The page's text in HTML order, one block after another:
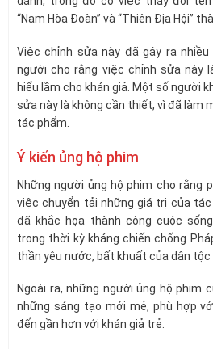
“Nam Hòa Đoàn” và “Thiên Địa Hội”
Việc chỉnh sửa này đã gây ra
người cho rằng việc chỉnh sửa này
hiểu lầm cho khán giả. Một số người
sửa này là không cần thiết, vì đã làm
tác phẩm.
Ý kiến ủng hộ phim
Những người ủng hộ phim cho rằng
việc chuyển tải những giá trị của
đã khắc họa thành công cuộc
trong thời kỳ kháng chiến chống
thần yêu nước, bất khuất của dân tộc
Ngoài ra, những người ủng hộ phim
những sáng tạo mới mẻ, phù hợp
đến gần hơn với khán giả trẻ.